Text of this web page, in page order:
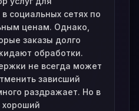
социальных сетях по
ценам. Однако,
заказы долго
обработки.
не всегда может
зависший
раздражает. Но в
хороший